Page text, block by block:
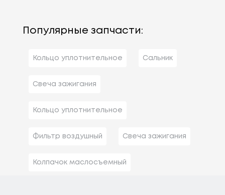
Популярные запчасти:
Кольцо уплотнительное Сальник
Свеча зажигания
Кольцо уплотнительное
Фильтр воздушный Свеча зажигания
Колпачок маслосъемный